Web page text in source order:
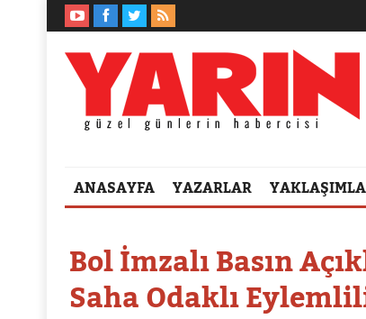
ANASAYFA YAZARLAR
Bol İmzalı Basın
Saha Odaklı